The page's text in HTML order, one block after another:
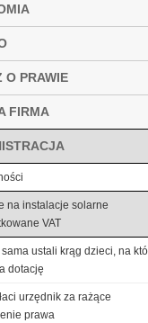
O PRAWIE
FIRMA
na instalacje solarne
VAT
ustali krąg dzieci, na
dotację
urzędnik za rażące
prawa